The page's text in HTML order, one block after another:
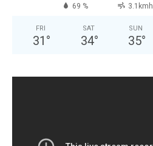
69 % 3.1kmh
FRI
31 °
SAT
34°
SUN
35°